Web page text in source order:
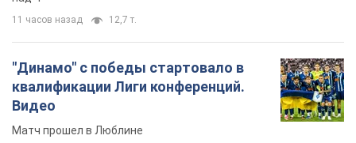
11 часов назад 12,7 т.
"Динамо" с победы стартовало в
квалификации Лиги конференций.
Видео
Матч прошел в Люблине